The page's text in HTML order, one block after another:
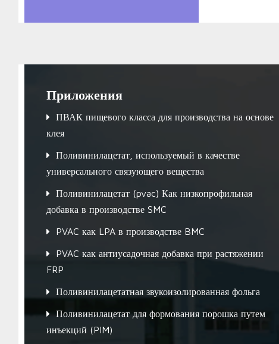
Приложения
ПВАК пищевого класса для производства на основе
клея
Поливинилацетат, используемый в качестве
универсального связующего вещества
Поливинилацетат (pvac) Как низкопрофильная
добавка в производстве SMC
PVAC как LPA в производстве BMC
PVAC как антиусадочная добавка при растяжении
FRP
Поливинилацетатная звукоизолированная фольга
Поливинилацетат для формования порошка путем
инъекций (PIM)